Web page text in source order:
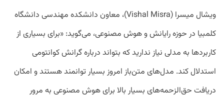
ویشال میسرا (Vishal Misra)، معاون دانشکده مهندسی دانشگاه
کلمبیا در حوزه رایانش و هوش مصنوعی، می‌گوید: «برای بسیاری از
کاربردها به مدلی نیاز ندارید که بتواند درباره گرانش کوانتومی
استدلال کند. مدل‌های متن‌باز امروز بسیار توانمند هستند و امکان
دریافت حق‌الزحمه‌های بسیار بالا برای هوش مصنوعی به مرور